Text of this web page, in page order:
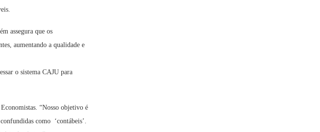
assegura que os
aumentando a qualidade e
o sistema CAJU para
“Nosso objetivo é
como ‘contábeis’.